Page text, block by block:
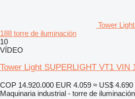
Tower
188 torre de iluminación
10
VÍDEO
Tower Light SUPERLIGHT VT1 VIN
COP 14.920.000 EUR 4.059 ≈ US$ 4.690
Maquinaria industrial - torre de iluminación